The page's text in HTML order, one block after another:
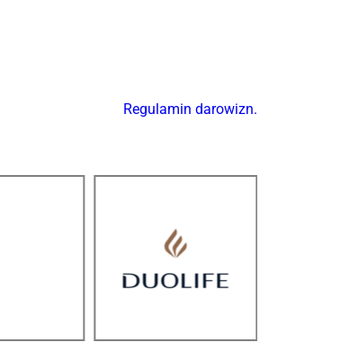
Regulamin darowizn.